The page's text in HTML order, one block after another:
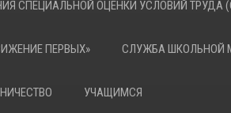
СПЕЦИАЛЬНОЙ ОЦЕНКИ УСЛОВИЙ ТРУДА
ПЕРВЫХ» СЛУЖБА ШКОЛЬНОЙ
УЧАЩИМСЯ